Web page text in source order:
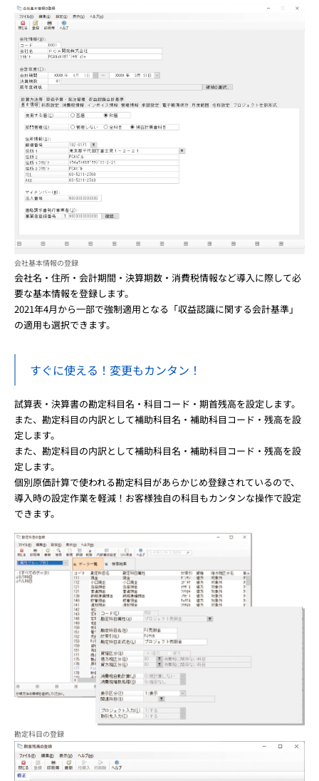
会社基本情報の登録
会社名・住所・会計期間・決算期数・消費税情報など導入に際して必
要な基本情報を登録します。
2021年4月から一部で強制適用となる「収益認識に関する会計基準」
の適用も選択できます。
すぐに使える！変更もカンタン！
試算表・決算書の勘定科目名・科目コード・期首残高を設定します。
また、勘定科目の内訳として補助科目名・補助科目コード・残高を設
定します。
また、勘定科目の内訳として補助科目名・補助科目コード・残高を設
定します。
個別原価計算で使われる勘定科目があらかじめ登録されているので、
導入時の設定作業を軽減！お客様独自の科目もカンタンな操作で設定
できます。
勘定科目の登録